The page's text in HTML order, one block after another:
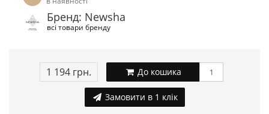
Бренд: Newsha
всі товари бренду
1 194 грн. До кошика
Замовити в 1 клік